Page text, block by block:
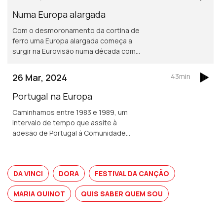
caracterizam estes anos.
Numa Europa alargada
Com o desmoronamento da cortina de
ferro uma Europa alargada começa a
surgir na Eurovisão numa década com
episódio.
26 Mar, 2024
Portugal na Europa
Caminhamos entre 1983 e 1989, um
intervalo de tempo que assite à
adesão de Portugal à Comunidade
tempo passam também pelo Festival
da Canção.
43min
DA VINCI DORA FESTIVAL DA CANÇÃO
MARIA GUINOT QUIS SABER QUEM SOU